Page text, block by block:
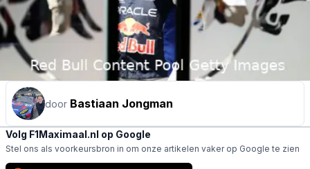
door Bastiaan Jongman
Volg F1Maximaal.nl op Google
Stel ons als voorkeursbron in om onze artikelen vaker op Google te zien